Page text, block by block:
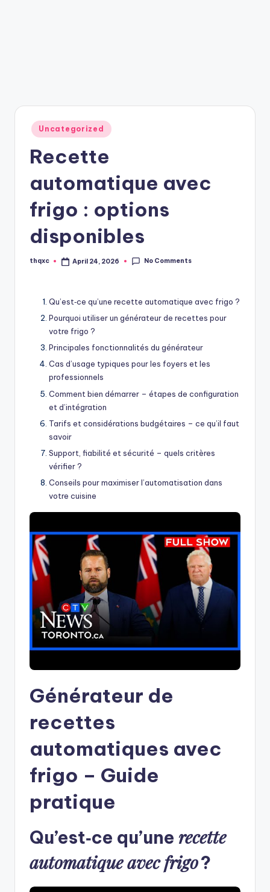
Posted
in
Uncategorized
Recette
automatique avec
frigo : options
disponibles
Posted
thqxc April 24, 2026 No Comments
Qu’est‑ce qu’une recette automatique avec frigo ?
Pourquoi utiliser un générateur de recettes pour
votre frigo ?
Principales fonctionnalités du générateur
Cas d’usage typiques pour les foyers et les
professionnels
Comment bien démarrer – étapes de configuration
et d’intégration
Tarifs et considérations budgétaires – ce qu’il faut
savoir
Support, fiabilité et sécurité – quels critères
vérifier ?
Conseils pour maximiser l’automatisation dans
votre cuisine
Générateur de
recettes
automatiques avec
frigo – Guide
pratique
Qu’est‑ce qu’une recette
automatique avec frigo?